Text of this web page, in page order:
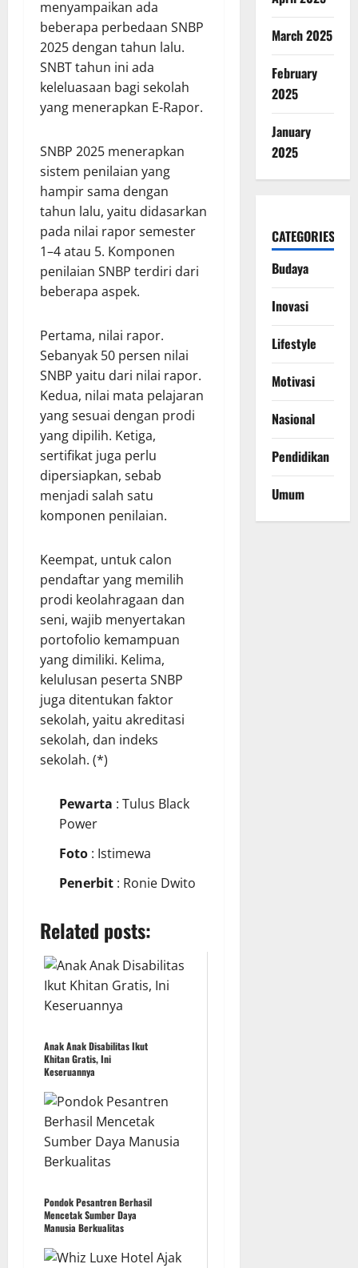
menyampaikan ada
beberapa perbedaan SNBP
2025 dengan tahun lalu.
SNBT tahun ini ada
keleluasaan bagi sekolah
yang menerapkan E-Rapor.
SNBP 2025 menerapkan
sistem penilaian yang
hampir sama dengan
tahun lalu, yaitu didasarkan
pada nilai rapor semester
1–4 atau 5. Komponen
penilaian SNBP terdiri dari
beberapa aspek.
Pertama, nilai rapor.
Sebanyak 50 persen nilai
SNBP yaitu dari nilai rapor.
Kedua, nilai mata pelajaran
yang sesuai dengan prodi
yang dipilih. Ketiga,
sertifikat juga perlu
dipersiapkan, sebab
menjadi salah satu
komponen penilaian.
Keempat, untuk calon
pendaftar yang memilih
prodi keolahragaan dan
seni, wajib menyertakan
portofolio kemampuan
yang dimiliki. Kelima,
kelulusan peserta SNBP
juga ditentukan faktor
sekolah, yaitu akreditasi
sekolah, dan indeks
sekolah. (*)
Pewarta : Tulus Black
Power
Foto : Istimewa
Penerbit : Ronie Dwito
Related posts:
Anak Anak Disabilitas Ikut
Khitan Gratis, Ini
Keseruannya
Pondok Pesantren Berhasil
Mencetak Sumber Daya
Manusia Berkualitas
March 2025
February
2025
January
2025
CATEGORIES
Budaya
Inovasi
Lifestyle
Motivasi
Nasional
Pendidikan
Umum